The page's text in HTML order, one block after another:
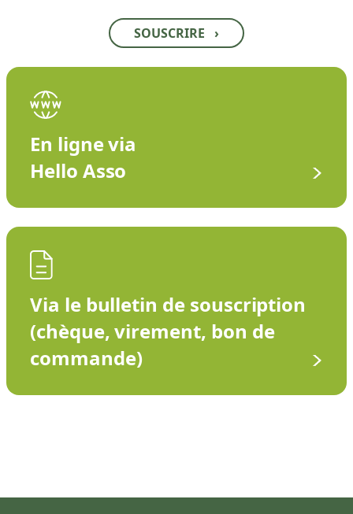
SOUSCRIRE ›
En ligne via
Hello Asso
Via le bulletin de souscription
(chèque, virement, bon de
commande)